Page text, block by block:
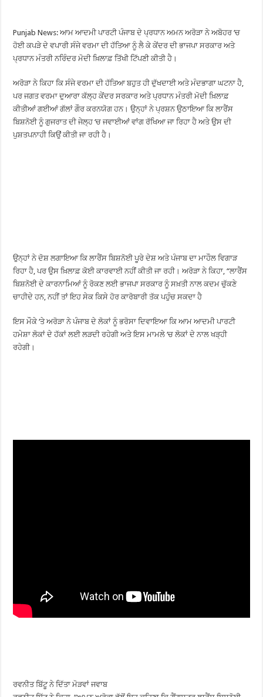
Punjab News: ਆਮ ਆਦਮੀ ਪਾਰਟੀ ਪੰਜਾਬ ਦੇ ਪ੍ਰਧਾਨ ਅਮਨ ਅਰੋੜਾ ਨੇ ਅਬੋਹਰ ‘ਚ
ਹੋਈ ਕਪੜੇ ਦੇ ਵਪਾਰੀ ਸੰਜੇ ਵਰਮਾ ਦੀ ਹੱਤਿਆ ਨੂੰ ਲੈ ਕੇ ਕੇਂਦਰ ਦੀ ਭਾਜਪਾ ਸਰਕਾਰ ਅਤੇ
ਪ੍ਰਧਾਨ ਮੰਤਰੀ ਨਰਿੰਦਰ ਮੋਦੀ ਖ਼ਿਲਾਫ਼ ਤਿੱਖੀ ਟਿੱਪਣੀ ਕੀਤੀ ਹੈ।
ਅਰੋੜਾ ਨੇ ਕਿਹਾ ਕਿ ਸੰਜੇ ਵਰਮਾ ਦੀ ਹੱਤਿਆ ਬਹੁਤ ਹੀ ਦੁੱਖਦਾਈ ਅਤੇ ਮੰਦਭਾਗਾ ਘਟਨਾ ਹੈ,
ਪਰ ਜਗਤ ਵਰਮਾ ਦੁਆਰਾ ਕੱਲ੍ਹ ਕੇਂਦਰ ਸਰਕਾਰ ਅਤੇ ਪ੍ਰਧਾਨ ਮੰਤਰੀ ਮੋਦੀ ਖ਼ਿਲਾਫ਼
ਕੀਤੀਆਂ ਗਈਆਂ ਗੱਲਾਂ ਗੌਰ ਕਰਨਯੋਗ ਹਨ। ਉਨ੍ਹਾਂ ਨੇ ਪ੍ਰਸ਼ਨ ਉਠਾਇਆ ਕਿ ਲਾਰੈਂਸ
ਬਿਸ਼ਨੋਈ ਨੂੰ ਗੁਜਰਾਤ ਦੀ ਜੇਲ੍ਹ ‘ਚ ਜਵਾਈਆਂ ਵਾਂਗ ਰੱਖਿਆ ਜਾ ਰਿਹਾ ਹੈ ਅਤੇ ਉਸ ਦੀ
ਪੁਸ਼ਤਪਨਾਹੀ ਕਿਉਂ ਕੀਤੀ ਜਾ ਰਹੀ ਹੈ।
ਉਨ੍ਹਾਂ ਨੇ ਦੋਸ਼ ਲਗਾਇਆ ਕਿ ਲਾਰੈਂਸ ਬਿਸ਼ਨੋਈ ਪੂਰੇ ਦੇਸ਼ ਅਤੇ ਪੰਜਾਬ ਦਾ ਮਾਹੌਲ ਵਿਗਾੜ
ਰਿਹਾ ਹੈ, ਪਰ ਉਸ ਖ਼ਿਲਾਫ਼ ਕੋਈ ਕਾਰਵਾਈ ਨਹੀਂ ਕੀਤੀ ਜਾ ਰਹੀ। ਅਰੋੜਾ ਨੇ ਕਿਹਾ, “ਲਾਰੈਂਸ
ਬਿਸ਼ਨੋਈ ਦੇ ਕਾਰਨਾਮਿਆਂ ਨੂੰ ਰੋਕਣ ਲਈ ਭਾਜਪਾ ਸਰਕਾਰ ਨੂੰ ਸਖ਼ਤੀ ਨਾਲ ਕਦਮ ਚੁੱਕਣੇ
ਚਾਹੀਦੇ ਹਨ, ਨਹੀਂ ਤਾਂ ਇਹ ਸੇਕ ਕਿਸੇ ਹੋਰ ਕਾਰੋਬਾਰੀ ਤੱਕ ਪਹੁੰਚ ਸਕਦਾ ਹੈ
ਇਸ ਮੌਕੇ ‘ਤੇ ਅਰੋੜਾ ਨੇ ਪੰਜਾਬ ਦੇ ਲੋਕਾਂ ਨੂੰ ਭਰੋਸਾ ਦਿਵਾਇਆ ਕਿ ਆਮ ਆਦਮੀ ਪਾਰਟੀ
ਹਮੇਸ਼ਾ ਲੋਕਾਂ ਦੇ ਹੱਕਾਂ ਲਈ ਲੜਦੀ ਰਹੇਗੀ ਅਤੇ ਇਸ ਮਾਮਲੇ ‘ਚ ਲੋਕਾਂ ਦੇ ਨਾਲ ਖੜ੍ਹੀ
ਰਹੇਗੀ।
ਰਵਨੀਤ ਬਿੱਟੂ ਨੇ ਦਿੱਤਾ ਮੋੜਵਾਂ ਜਵਾਬ